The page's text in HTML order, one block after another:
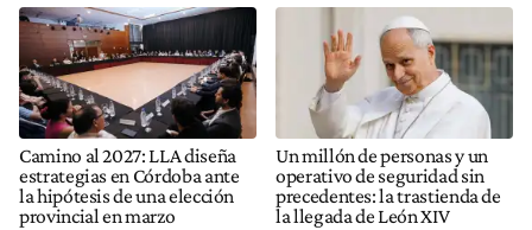
Camino al 2027: LLA diseña
estrategias en Córdoba ante
la hipótesis de una elección
provincial en marzo
Un millón de personas y un
operativo de seguridad sin
precedentes: la trastienda de
la llegada de León XIV